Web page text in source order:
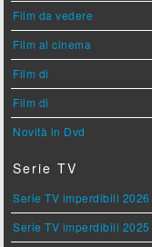
Film da vedere
Film al cinema
Film di
Film di
Novità in Dvd
Serie TV
Serie TV imperdibili 2026
Serie TV imperdibili 2025